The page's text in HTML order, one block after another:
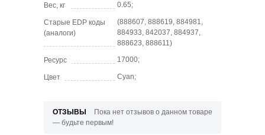
Вес, кг 0.65;
Старые EDP коды
(аналоги)
(888607, 888619, 884981,
884933, 842037, 884937,
888623, 888611)
Ресурс 17000;
Цвет Cyan;
ОТЗЫВЫ
Пока нет отзывов о данном товаре
— будьте первым!